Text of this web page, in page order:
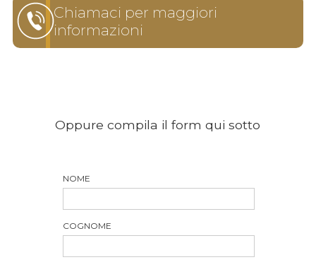
Chiamaci per maggiori
informazioni
Oppure compila il form qui sotto
NOME
COGNOME